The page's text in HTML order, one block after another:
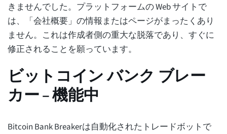
きませんでした。プラットフォームの Web サイトで
は、「会社概要」の情報またはページがまったくあり
ません。これは作成者側の重大な脱落であり、すぐに
修正されることを願っています。
ビットコイン バンク ブレー
カー – 機能中
Bitcoin Bank Breakerは自動化されたトレードボットで